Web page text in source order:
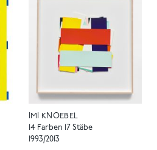
IMI KNOEBEL
14 Farben 17 Stäbe
1993/2013